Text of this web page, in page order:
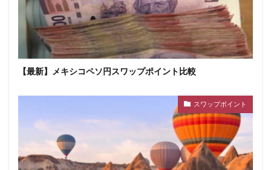
【最新】メキシコペソ円スワップポイント比較
スワップポイント